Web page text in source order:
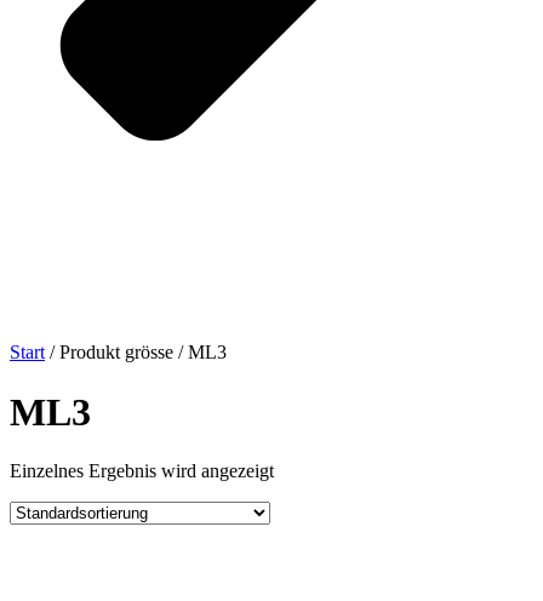
Start/ Produkt grösse / ML3
ML3
Einzelnes Ergebnis wird angezeigt